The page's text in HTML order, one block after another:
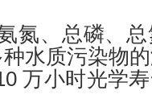
氮、 总磷、
水质污染物
万小时光学